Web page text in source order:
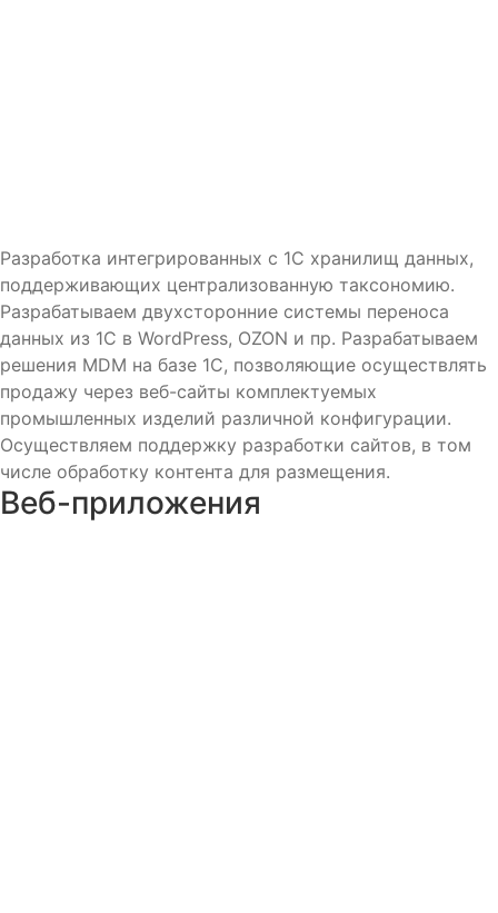
Разработка интегрированных с 1С хранилищ данных,
поддерживающих централизованную таксономию.
Разрабатываем двухсторонние системы переноса
данных из 1С в WordPress, OZON и пр. Разрабатываем
решения MDM на базе 1С, позволяющие осуществлять
продажу через веб-сайты комплектуемых
промышленных изделий различной конфигурации.
Осуществляем поддержку разработки сайтов, в том
числе обработку контента для размещения.
Веб-приложения